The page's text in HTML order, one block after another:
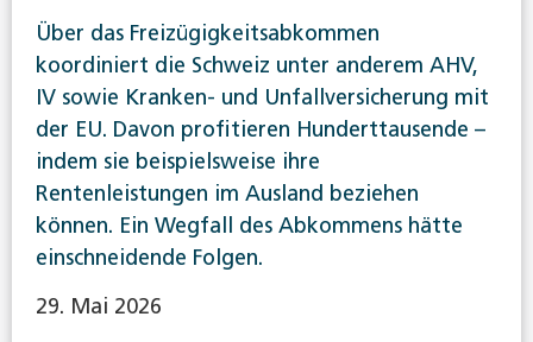
Über das Freizügigkeitsabkommen
koordiniert die Schweiz unter anderem AHV,
IV sowie Kranken- und Unfallversicherung mit
der EU. Davon profitieren Hunderttausende –
indem sie beispielsweise ihre
Rentenleistungen im Ausland beziehen
können. Ein Wegfall des Abkommens hätte
einschneidende Folgen.
29. Mai 2026